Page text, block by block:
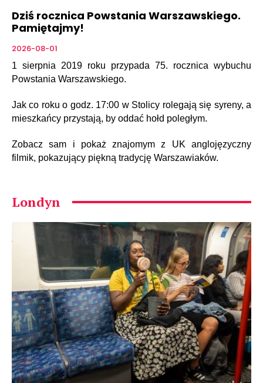
Dziś rocznica Powstania Warszawskiego.
Pamiętajmy!
2026-08-01
1 sierpnia 2019 roku przypada 75. rocznica wybuchu
Powstania Warszawskiego.
Jak co roku o godz. 17:00 w Stolicy rolegają się syreny, a
mieszkańcy przystają, by oddać hołd poległym.
Zobacz sam i pokaż znajomym z UK anglojęzyczny
filmik, pokazujący piękną tradycję Warszawiaków.
Londyn